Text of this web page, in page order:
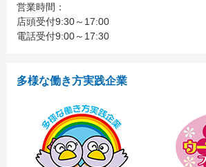
営業時間：
店頭受付9:30～17:00
電話受付9:00～17:30
多様な働き方実践企業